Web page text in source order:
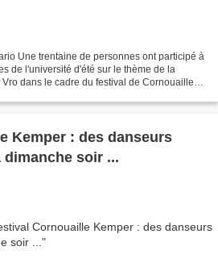
Une trentaine de personnes ont participé à
de l'université d'été sur le thème de la
dans le cadre du festival de Cornouaille.
Kemper : des danseurs
soir ...